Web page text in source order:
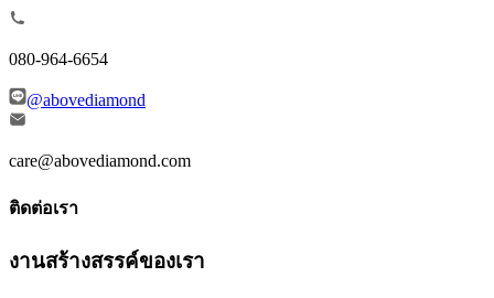
080-964-6654
@abovediamond
care@abovediamond.com
ติดต่อเรา
งานสร้างสรรค์ของเรา